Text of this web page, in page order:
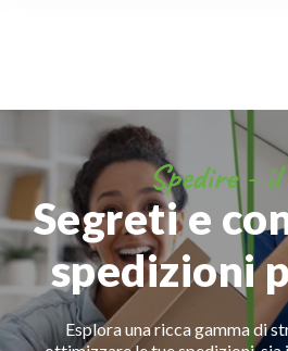
Spedire - il
Segreti e
spedizioni
Esplora una ricca gamma di